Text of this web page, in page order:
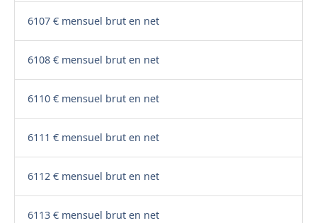
6107 € mensuel brut en net
6108 € mensuel brut en net
6110 € mensuel brut en net
6111 € mensuel brut en net
6112 € mensuel brut en net
6113 € mensuel brut en net